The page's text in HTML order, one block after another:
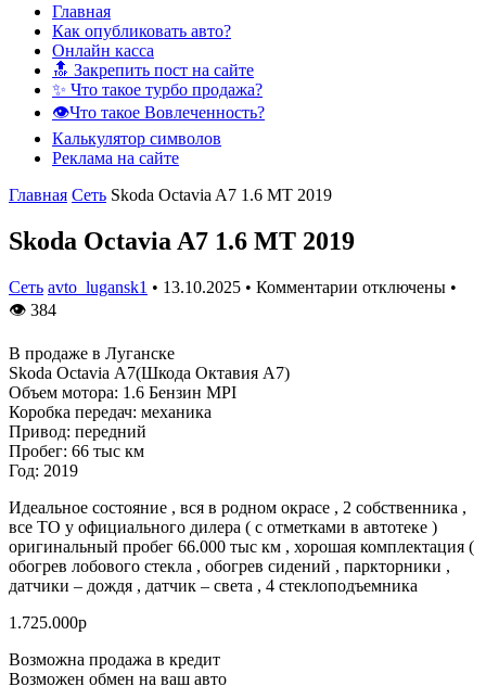
Главная
Как опубликовать авто?
Онлайн касса
🔝 Закрепить пост на сайте
✨ Что такое турбо продажа?
👁️Что такое Вовлеченность?
Калькулятор символов
Реклама на сайте
Главная Сеть Skoda Octavia A7 1.6 MT 2019
Skoda Octavia A7 1.6 MT 2019
Сеть avto_lugansk1 • 13.10.2025 • Комментарии отключены •
👁 384
В продаже в Луганске
Skoda Octavia А7(Шкода Октавия А7)
Объем мотора: 1.6 Бензин MPI
Коробка передач: механика
Привод: передний
Пробег: 66 тыс км
Год: 2019
Идеальное состояние , вся в родном окрасе , 2 собственника ,
все ТО у официального дилера ( с отметками в автотеке )
оригинальный пробег 66.000 тыс км , хорошая комплектация (
обогрев лобового стекла , обогрев сидений , паркторники ,
датчики – дождя , датчик – света , 4 стеклоподъемника
1.725.000р
Возможна продажа в кредит
Возможен обмен на ваш авто